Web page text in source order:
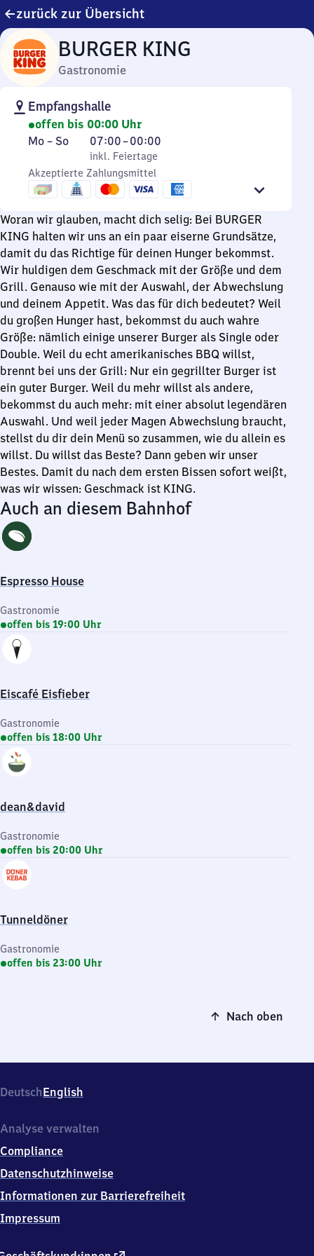
zurück zur Übersicht
BURGER KING
Gastronomie
Empfangshalle
offen bis 00:00 Uhr
Montag
Sonntag
Mo – So,
inkl. Feiertage
07:00–00:00
Von
7
Uhr
bis
Uhr
inkl. Feiertage
Akzeptierte Zahlungsmittel
Woran wir glauben, macht dich selig: Bei BURGER
KING halten wir uns an ein paar eiserne Grundsätze,
damit du das Richtige für deinen Hunger bekommst.
Wir huldigen dem Geschmack mit der Größe und dem
Grill. Genauso wie mit der Auswahl, der Abwechslung
und deinem Appetit. Was das für dich bedeutet? Weil
du großen Hunger hast, bekommst du auch wahre
Größe: nämlich einige unserer Burger als Single oder
Double. Weil du echt amerikanisches BBQ willst,
brennt bei uns der Grill: Nur ein gegrillter Burger ist
ein guter Burger. Weil du mehr willst als andere,
bekommst du auch mehr: mit einer absolut legendären
Auswahl. Und weil jeder Magen Abwechslung braucht,
stellst du dir dein Menü so zusammen, wie du allein es
willst. Du willst das Beste? Dann geben wir unser
Bestes. Damit du nach dem ersten Bissen sofort weißt,
was wir wissen: Geschmack ist KING.
Auch an diesem Bahnhof
Espresso House
Gastronomie
offen bis 19:00 Uhr
Eiscafé Eisfieber
Gastronomie
offen bis 18:00 Uhr
dean&david
Gastronomie
offen bis 20:00 Uhr
Tunneldöner
Gastronomie
offen bis 23:00 Uhr
Nach oben
DeutschEnglish
Analyse verwalten
Compliance
Datenschutzhinweise
Informationen zur Barrierefreiheit
Impressum